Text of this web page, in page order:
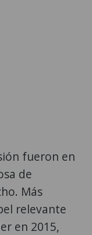
fueron en
de
Más
relevante
en 2015,